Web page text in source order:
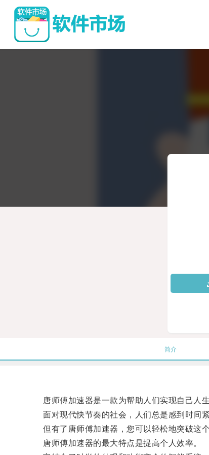
简介
唐师傅加速器是一款为帮助人们实现自己人生
面对现代快节奏的社会，人们总是感到时间紧
但有了唐师傅加速器，您可以轻松地突破这个
唐师傅加速器的最大特点是提高个人效率。